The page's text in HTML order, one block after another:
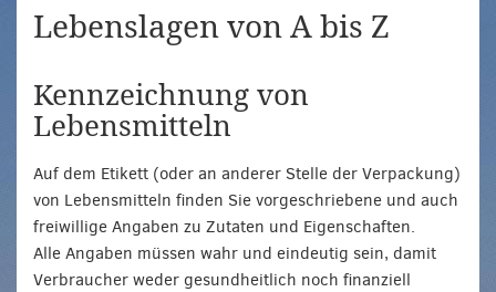
Lebenslagen von A bis Z
Kennzeichnung von
Lebensmitteln
Auf dem Etikett (oder an anderer Stelle der Verpackung)
von Lebensmitteln finden Sie vorgeschriebene und auch
freiwillige Angaben zu Zutaten und Eigenschaften.
Alle Angaben müssen wahr und eindeutig sein, damit
Verbraucher weder gesundheitlich noch finanziell